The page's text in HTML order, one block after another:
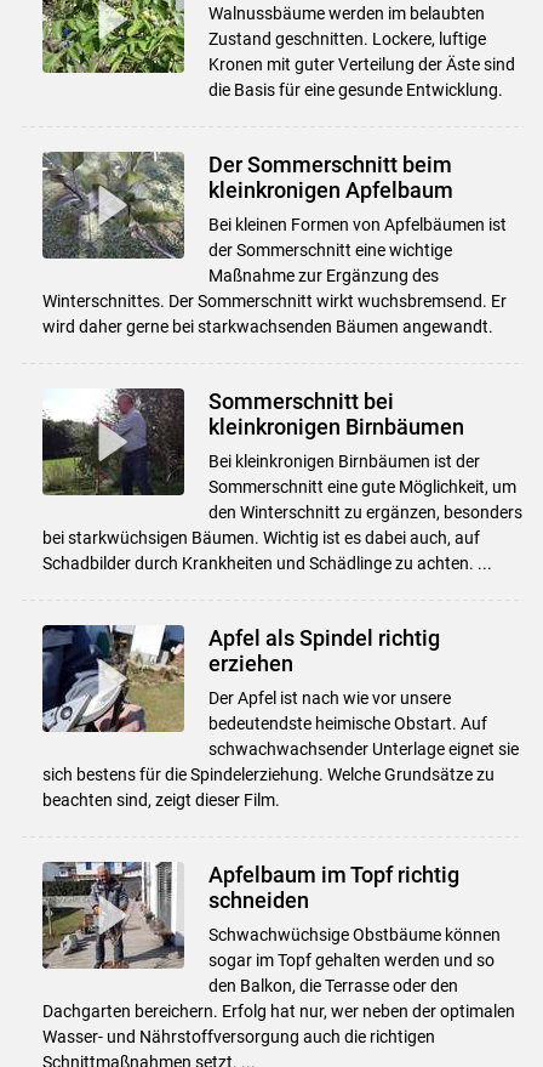
Walnussbäume werden im belaubten
Zustand geschnitten. Lockere, luftige
Kronen mit guter Verteilung der Äste sind
die Basis für eine gesunde Entwicklung.
Der Sommerschnitt beim
kleinkronigen Apfelbaum
Bei kleinen Formen von Apfelbäumen ist
der Sommerschnitt eine wichtige
Maßnahme zur Ergänzung des
Winterschnittes. Der Sommerschnitt wirkt wuchsbremsend. Er
wird daher gerne bei starkwachsenden Bäumen angewandt.
Sommerschnitt bei
kleinkronigen Birnbäumen
Bei kleinkronigen Birnbäumen ist der
Sommerschnitt eine gute Möglichkeit, um
den Winterschnitt zu ergänzen, besonders
bei starkwüchsigen Bäumen. Wichtig ist es dabei auch, auf
Schadbilder durch Krankheiten und Schädlinge zu achten. ...
Apfel als Spindel richtig
erziehen
Der Apfel ist nach wie vor unsere
bedeutendste heimische Obstart. Auf
schwachwachsender Unterlage eignet sie
sich bestens für die Spindelerziehung. Welche Grundsätze zu
beachten sind, zeigt dieser Film.
Apfelbaum im Topf richtig
schneiden
Schwachwüchsige Obstbäume können
sogar im Topf gehalten werden und so
den Balkon, die Terrasse oder den
Dachgarten bereichern. Erfolg hat nur, wer neben der optimalen
Wasser- und Nährstoffversorgung auch die richtigen
Schnittmaßnahmen setzt. ...